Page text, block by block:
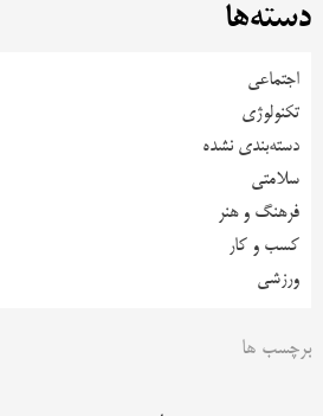
دسته‌ها
اجتماعی
تکنولوژی
دسته‌بندی نشده
سلامتی
فرهنگ و هنر
کسب و کار
ورزشی
برچسب ها